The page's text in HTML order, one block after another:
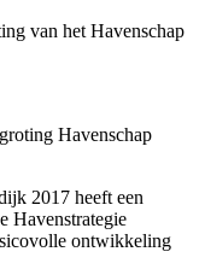
van het Havenschap
Havenschap
2017 heeft een
Havenstrategie
ontwikkeling